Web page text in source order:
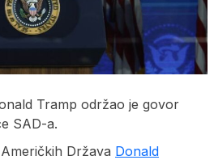
Tramp održao je govor
SAD-a.
Država Donald